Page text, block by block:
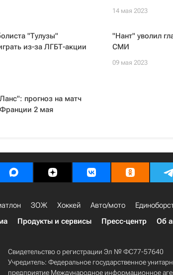
14 мая 2023
"Тулузы"
из-за ЛГБТ-акции
"Нант" уволил
СМИ
09 мая 2023
прогноз на матч
2 мая
ЗОЖ Хоккей Авто/мото
Продукты и сервисы Пресс-центр Об
Свидетельство о регистрации Эл № ФС77-57640
Учредитель: Федеральное государственное
предприятие Международное информационное